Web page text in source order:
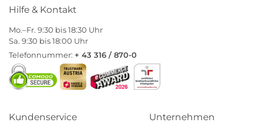
Hilfe & Kontakt
Mo.–Fr. 9:30 bis 18:30 Uhr
Sa. 9:30 bis 18:00 Uhr
Telefonnummer: + 43 316 / 870-0
Kundenservice Unternehmen